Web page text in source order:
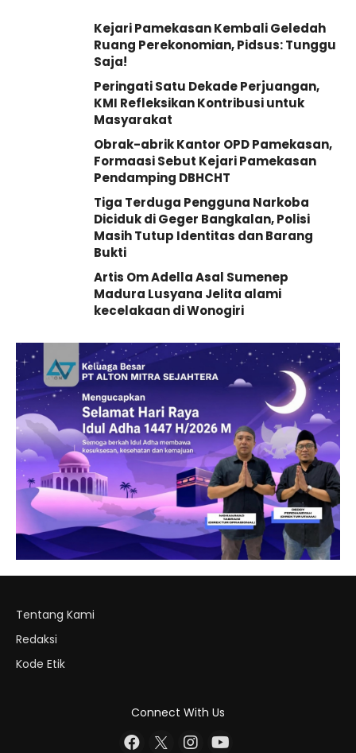
Kejari Pamekasan Kembali Geledah
Ruang Perekonomian, Pidsus: Tunggu
Saja!
Peringati Satu Dekade Perjuangan,
KMI Refleksikan Kontribusi untuk
Masyarakat
Obrak-abrik Kantor OPD Pamekasan,
Formaasi Sebut Kejari Pamekasan
Pendamping DBHCHT
Tiga Terduga Pengguna Narkoba
Diciduk di Geger Bangkalan, Polisi
Masih Tutup Identitas dan Barang
Bukti
Artis Om Adella Asal Sumenep
Madura Lusyana Jelita alami
kecelakaan di Wonogiri
Tentang Kami
Redaksi
Kode Etik
Connect With Us